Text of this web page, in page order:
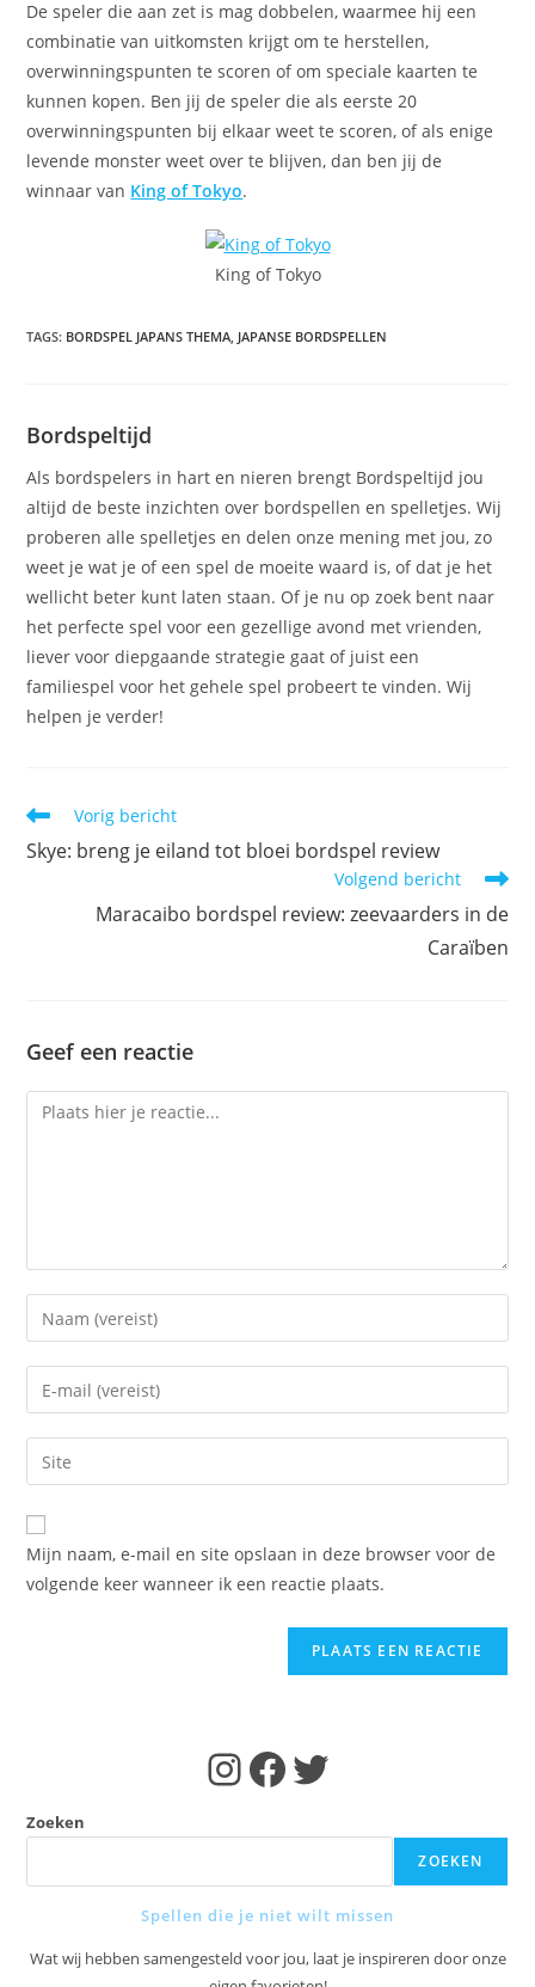
De speler die aan zet is mag dobbelen, waarmee hij een
combinatie van uitkomsten krijgt om te herstellen,
overwinningspunten te scoren of om speciale kaarten te
kunnen kopen. Ben jij de speler die als eerste 20
overwinningspunten bij elkaar weet te scoren, of als enige
levende monster weet over te blijven, dan ben jij de
winnaar van King of Tokyo.
King of Tokyo
TAGS: BORDSPEL JAPANS THEMA, JAPANSE BORDSPELLEN
Bordspeltijd
Als bordspelers in hart en nieren brengt Bordspeltijd jou
altijd de beste inzichten over bordspellen en spelletjes. Wij
proberen alle spelletjes en delen onze mening met jou, zo
weet je wat je of een spel de moeite waard is, of dat je het
wellicht beter kunt laten staan. Of je nu op zoek bent naar
het perfecte spel voor een gezellige avond met vrienden,
liever voor diepgaande strategie gaat of juist een
familiespel voor het gehele spel probeert te vinden. Wij
helpen je verder!
Lees
meer
artikelen
Vorig bericht
Skye: breng je eiland tot bloei bordspel review
Volgend bericht
Maracaibo bordspel review: zeevaarders in de
Caraïben
Geef een reactie
Reactie
Voer
je
naam
om
te
reageren
Voer
je
e-
mail
om
te
kunnen
Voer
je
site
URL
(optioneel)
Mijn naam, e-mail en site opslaan in deze browser voor de
volgende keer wanneer ik een reactie plaats.
InstagramFacebookTwitter
Zoeken
ZOEKEN
Spellen die je niet wilt missen
Wat wij hebben samengesteld voor jou, laat je inspireren door onze